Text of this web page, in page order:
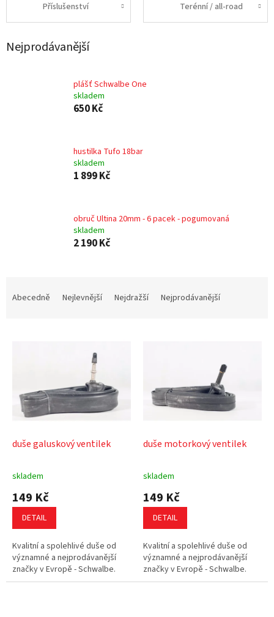
Příslušenství Terénní / all-road
Nejprodávanější
plášť Schwalbe One
skladem
650 Kč
hustilka Tufo 18bar
skladem
1 899 Kč
obruč Ultina 20mm - 6 pacek - pogumovaná
skladem
2 190 Kč
Abecedně Nejlevnější Nejdražší Nejprodávanější
duše galuskový ventilek
skladem
149 Kč
DETAIL
Kvalitní a spolehlivé duše od
významné a nejprodávanější
značky v Evropě - Schwalbe.
duše motorkový ventilek
skladem
149 Kč
DETAIL
Kvalitní a spolehlivé duše od
významné a nejprodávanější
značky v Evropě - Schwalbe.